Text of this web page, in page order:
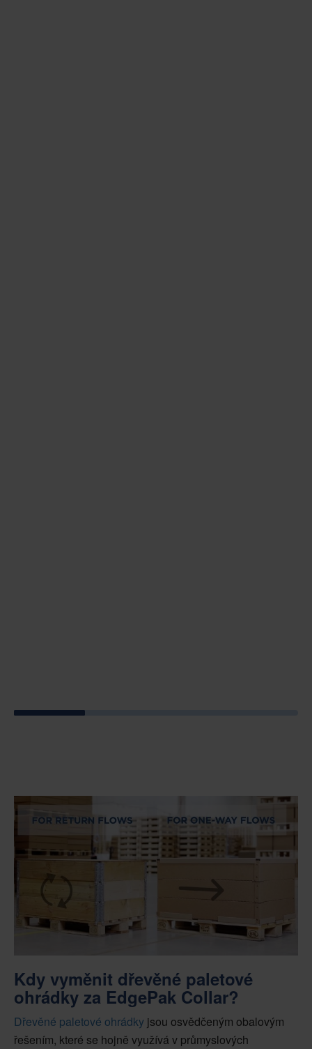
Kdy vyměnit dřevěné paletové
ohrádky za EdgePak Collar?
Dřevěné paletové ohrádky jsou osvědčeným obalovým
řešením, které se hojně využívá v průmyslových